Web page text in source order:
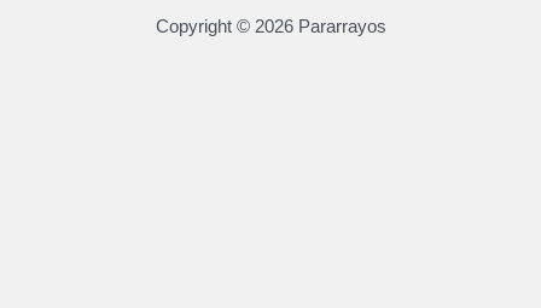
Copyright © 2026 Pararrayos